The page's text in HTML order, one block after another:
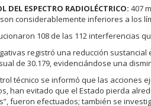
DEL ESPECTRO RADIOLÉCTRICO: 407
considerablemente inferiores a los
108 de las 112 interferencias
registró una reducción
de 30.179, evidenciándose una
técnico se informó que las acciones
han evitado que el Estado pierda
fueron efectuados; también se